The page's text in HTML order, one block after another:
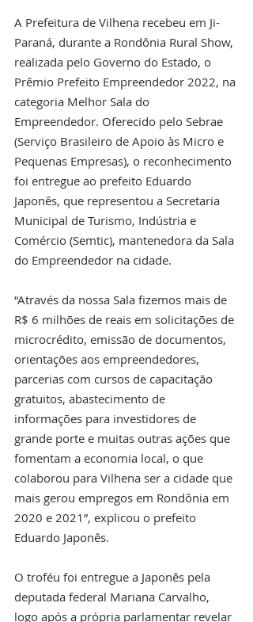
A Prefeitura de Vilhena recebeu em Ji-
Paraná, durante a Rondônia Rural Show,
realizada pelo Governo do Estado, o
Prêmio Prefeito Empreendedor 2022, na
categoria Melhor Sala do
Empreendedor. Oferecido pelo Sebrae
(Serviço Brasileiro de Apoio às Micro e
Pequenas Empresas), o reconhecimento
foi entregue ao prefeito Eduardo
Japonês, que representou a Secretaria
Municipal de Turismo, Indústria e
Comércio (Semtic), mantenedora da Sala
do Empreendedor na cidade.
“Através da nossa Sala fizemos mais de
R$ 6 milhões de reais em solicitações de
microcrédito, emissão de documentos,
orientações aos empreendedores,
parcerias com cursos de capacitação
gratuitos, abastecimento de
informações para investidores de
grande porte e muitas outras ações que
fomentam a economia local, o que
colaborou para Vilhena ser a cidade que
mais gerou empregos em Rondônia em
2020 e 2021”, explicou o prefeito
Eduardo Japonês.
O troféu foi entregue a Japonês pela
deputada federal Mariana Carvalho,
logo após a própria parlamentar revelar